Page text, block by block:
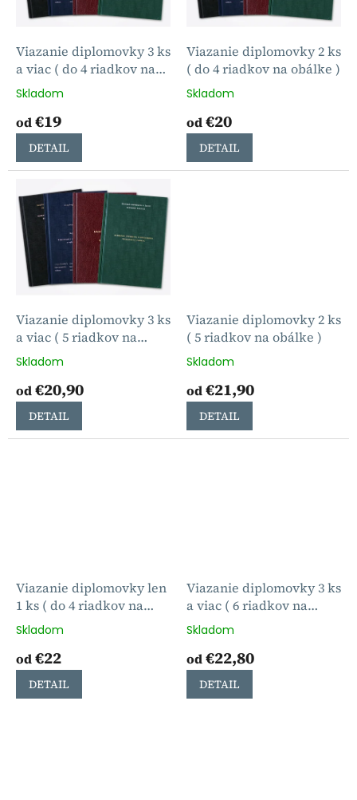
od
u
k
o
v
Viazanie diplomovky 3 ks
a viac ( do 4 riadkov na
obálke )
Skladom
od€19
DETAIL
Viazanie diplomovky 2 ks
( do 4 riadkov na obálke )
Skladom
od€20
DETAIL
Viazanie diplomovky 3 ks
a viac ( 5 riadkov na
obálke )
Skladom
od€20,90
DETAIL
Viazanie diplomovky 2 ks
( 5 riadkov na obálke )
Skladom
od€21,90
DETAIL
Viazanie diplomovky len
1 ks ( do 4 riadkov na
obálke )
Skladom
od€22
DETAIL
Viazanie diplomovky 3 ks
a viac ( 6 riadkov na
obálke )
Skladom
od€22,80
DETAIL